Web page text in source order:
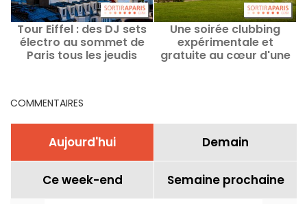
Tour Eiffel : des DJ sets
électro au sommet de
Paris tous les jeudis
Une soirée clubbing
expérimentale et
gratuite au cœur d'une
COMMENTAIRES
Aujourd'hui Demain
Ce week-end Semaine prochaine